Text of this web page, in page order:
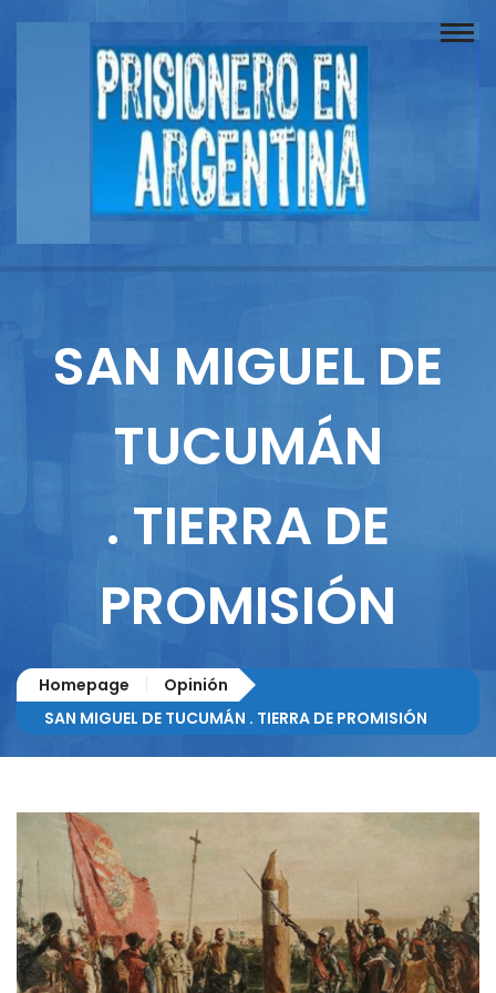
Buscador
Documentos
Reportajes
Columnistas
SAN MIGUEL DE
TUCUMÁN
. TIERRA DE
PROMISIÓN
Homepage
Opinión
SAN MIGUEL DE TUCUMÁN . TIERRA DE PROMISIÓN